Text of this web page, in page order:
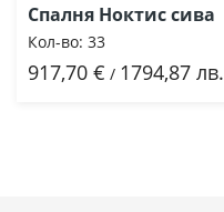
Спалня Ноктис сива
Кол-во: 33
917,70 € / 1794,87 лв.
Добави